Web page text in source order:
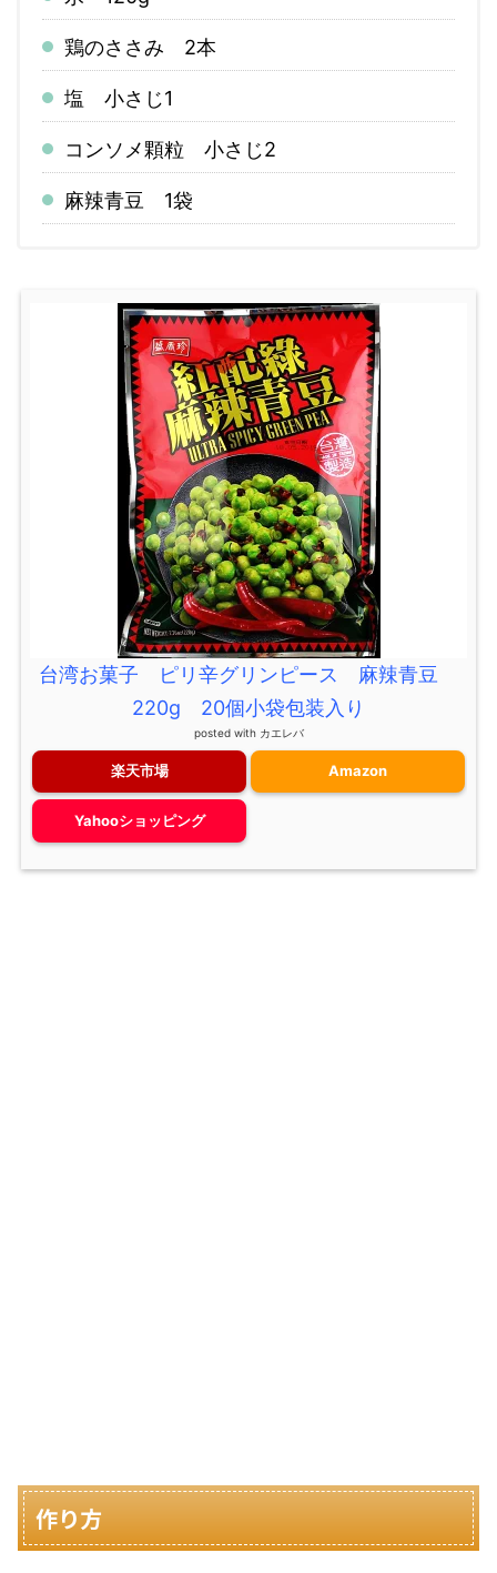
鶏のささみ 2本
塩 小さじ1
コンソメ顆粒 小さじ2
麻辣青豆 1袋
台湾お菓子 ピリ辛グリンピース 麻辣青豆
220g 20個小袋包装入り
posted with カエレバ
楽天市場 Amazon
Yahooショッピング
作り方